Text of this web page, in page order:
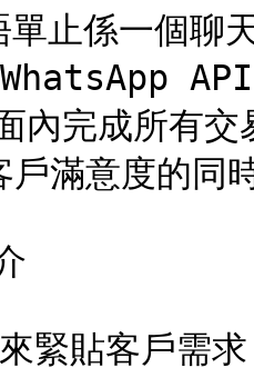
止係一個聊
內完成所有交
戶滿意度的同
緊貼客戶需求